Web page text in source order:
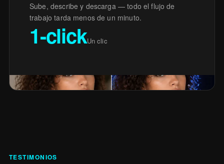
Sube, describe y descarga — todo el flujo de
trabajo tarda menos de un minuto.
1-clickUn clic
TESTIMONIOS